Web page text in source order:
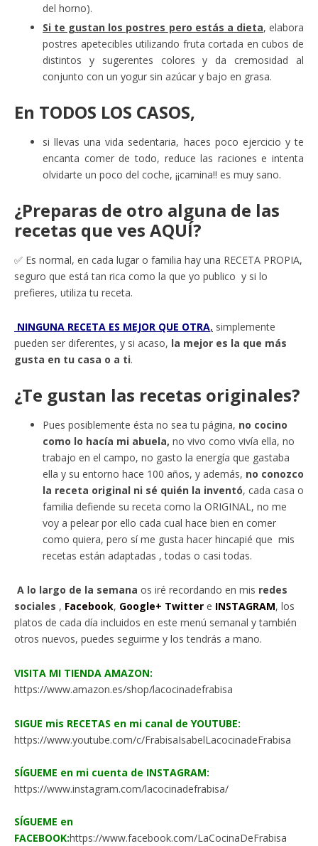
del horno).
Si te gustan los postres pero estás a dieta, elabora
postres apetecibles utilizando fruta cortada en cubos de
distintos y sugerentes colores y da cremosidad al
conjunto con un yogur sin azúcar y bajo en grasa.
En TODOS LOS CASOS,
si llevas una vida sedentaria, haces poco ejercicio y te
encanta comer de todo, reduce las raciones e intenta
olvidarte un poco del coche, ¡¡camina!! es muy sano.
¿Preparas de otro alguna de las
recetas que ves AQUÍ?
✅ Es normal, en cada lugar o familia hay una RECETA PROPIA,
seguro que está tan rica como la que yo publico y si lo
prefieres, utiliza tu receta.
NINGUNA RECETA ES MEJOR QUE OTRA, simplemente
pueden ser diferentes, y si acaso, la mejor es la que más
gusta en tu casa o a ti.
¿Te gustan las recetas originales?
Pues posiblemente ésta no sea tu página, no cocino
como lo hacía mi abuela, no vivo como vivía ella, no
trabajo en el campo, no gasto la energía que gastaba
ella y su entorno hace 100 años, y además, no conozco
la receta original ni sé quién la inventó, cada casa o
familia defiende su receta como la ORIGINAL, no me
voy a pelear por ello cada cual hace bien en comer
como quiera, pero sí me gusta hacer hincapié que mis
recetas están adaptadas , todas o casi todas.
A lo largo de la semana os iré recordando en mis redes
sociales , Facebook, Google+ Twitter e INSTAGRAM, los
platos de cada día incluidos en este menú semanal y también
otros nuevos, puedes seguirme y los tendrás a mano.
VISITA MI TIENDA AMAZON:
https://www.amazon.es/shop/lacocinadefrabisa
SIGUE mis RECETAS en mi canal de YOUTUBE:
https://www.youtube.com/c/FrabisaIsabelLacocinadeFrabisa
SÍGUEME en mi cuenta de INSTAGRAM:
https://www.instagram.com/lacocinadefrabisa/
SÍGUEME en
FACEBOOK:https://www.facebook.com/LaCocinaDeFrabisa